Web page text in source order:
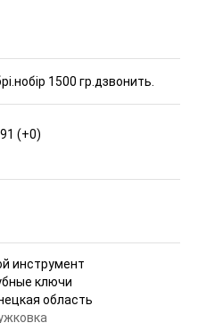
1500 гр.дзвонить.
(+0)
инструмент
ключи
область